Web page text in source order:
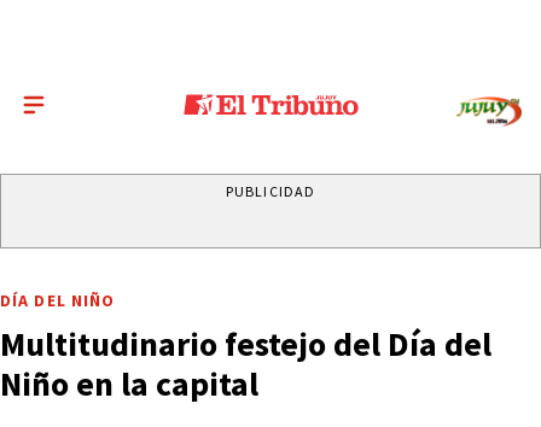
PUBLICIDAD
DÍA DEL NIÑO
Multitudinario festejo del Día del
Niño en la capital